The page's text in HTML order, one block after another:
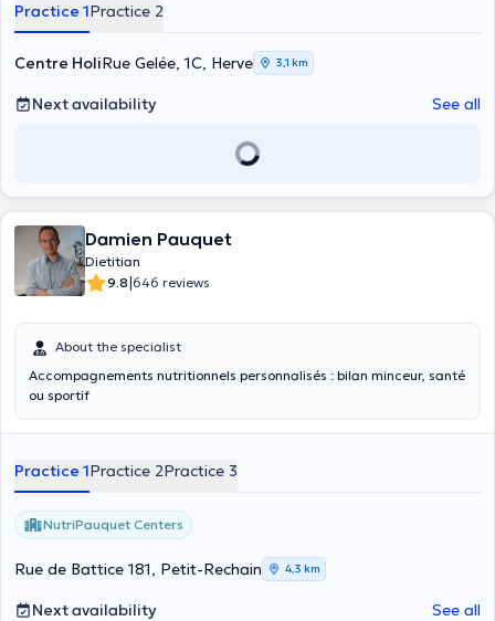
Practice 1Practice 2
Centre HoliRue Gelée, 1C, Herve 3,1 km
Next availability See all
Damien Pauquet
Dietitian
9.8|646 reviews
About the specialist
Accompagnements nutritionnels personnalisés : bilan minceur, santé
ou sportif
Practice 1Practice 2Practice 3
NutriPauquet Centers
Rue de Battice 181, Petit-Rechain 4,3 km
Next availability See all